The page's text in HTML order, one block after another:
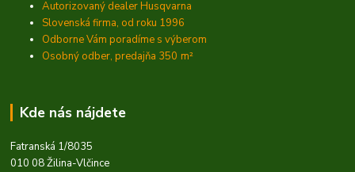
Autorizovaný dealer Husqvarna
Slovenská firma, od roku 1996
Odborne Vám poradíme s výberom
Osobný odber, predajňa 350 m²
Kde nás nájdete
Fatranská 1/8035
010 08 Žilina-Vlčince